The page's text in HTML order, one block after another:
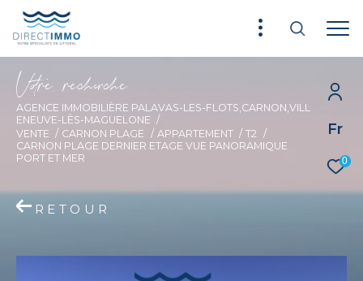
Fr
0
Vore recece
AGENCE IMMOBILIÈRE PALAVAS-LES-FLOTS,CARNON,VILL
ENEUVE-LÈS-MAGUELONE
VENTE
CARNON PLAGE APPARTEMENT
T2
CARNON PLAGE DERNIER ETAGE VUE PANORAMIQUE
PORT ET MER
RETOUR